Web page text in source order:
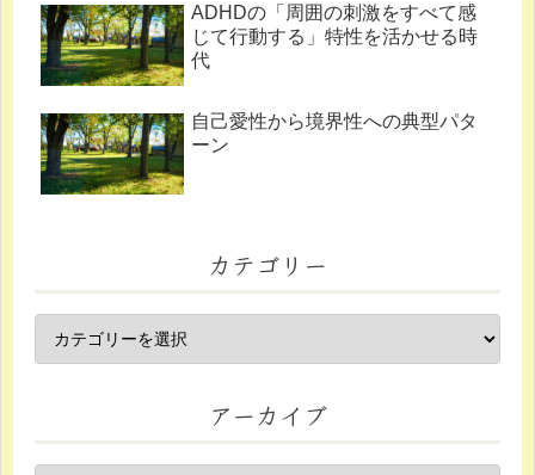
ADHDの「周囲の刺激をすべて感
じて行動する」特性を活かせる時
代
自己愛性から境界性への典型パタ
ーン
カテゴリー
アーカイブ